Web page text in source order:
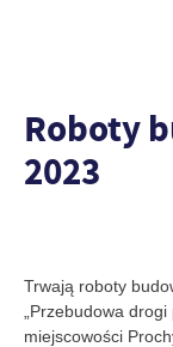
Roboty
2023
Trwają roboty
„Przebudowa
miejscowości